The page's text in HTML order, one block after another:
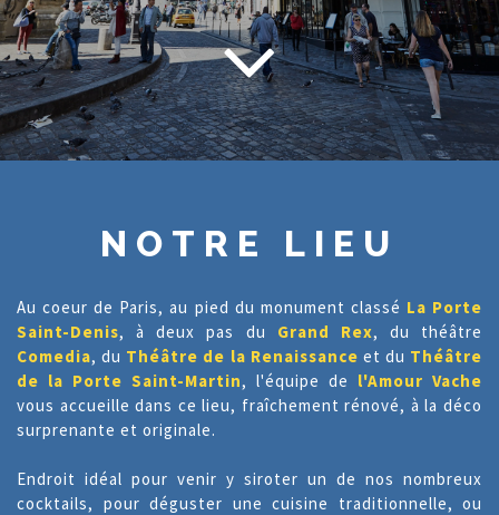
NOTRE LIEU
Au coeur de Paris, au pied du monument classé La Porte
Saint-Denis, à deux pas du Grand Rex, du théâtre
Comedia, du Théâtre de la Renaissance et du Théâtre
de la Porte Saint-Martin, l'équipe de l'Amour Vache
vous accueille dans ce lieu, fraîchement rénové, à la déco
surprenante et originale.
Endroit idéal pour venir y siroter un de nos nombreux
cocktails, pour déguster une cuisine traditionnelle, ou